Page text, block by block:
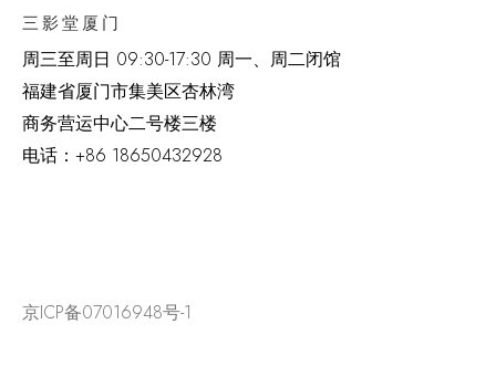
三影堂厦门
周三至周日 09:30-17:30 周一、周二闭馆
福建省厦门市集美区杏林湾
商务营运中心二号楼三楼
电话： +86 18650432928
京ICP备07016948号-1